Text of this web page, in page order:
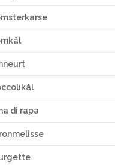
di rapa